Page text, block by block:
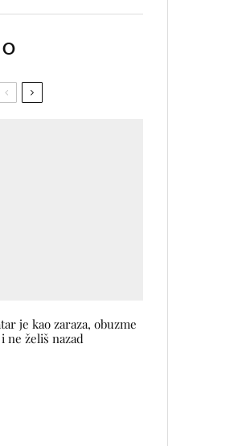
je kao zaraza, obuzme
ne želiš nazad